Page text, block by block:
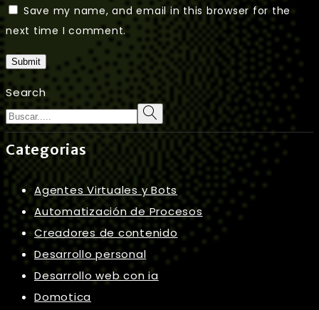
Save my name, and email in this browser for the
next time I comment.
Submit
Search
Categorias
Agentes Virtuales y Bots
Automatización de Procesos
Creadores de contenido
Desarrollo personal
Desarrollo web con ia
Domotica